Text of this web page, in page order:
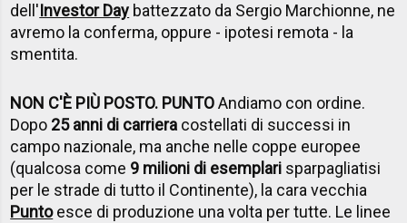
dell'Investor Day battezzato da Sergio Marchionne, ne
avremo la conferma, oppure - ipotesi remota - la
smentita.
NON C'È PIÙ POSTO. PUNTOAndiamo con ordine.
Dopo 25 anni di carriera costellati di successi in
campo nazionale, ma anche nelle coppe europee
(qualcosa come 9 milioni di esemplari sparpagliatisi
per le strade di tutto il Continente), la cara vecchia
Puntoesce di produzione una volta per tutte. Le linee